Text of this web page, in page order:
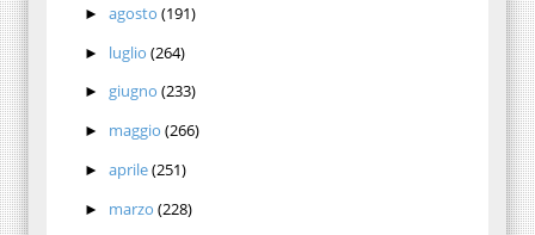
► agosto (191)
► luglio (264)
► giugno (233)
► maggio (266)
► aprile(251)
► marzo (228)